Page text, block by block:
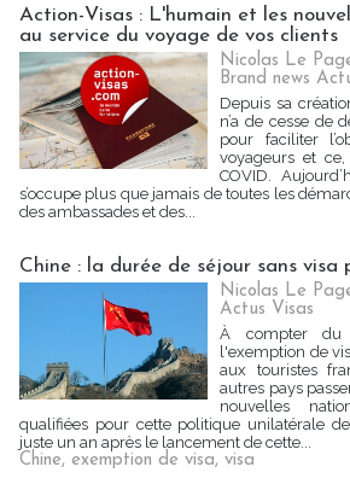
Action-Visas : L'humain et les
au service du voyage de vos clients
Nicolas Le
Brand news
Depuis sa
n’a de cesse de
pour faciliter
voyageurs et
COVID.
s’occupe plus que jamais de toutes les
des ambassades et des...
Chine : la durée de séjour sans visa
Nicolas Le
Actus Visas
À compter du
l'exemption de
aux touristes
autres pays
nouvelles
qualifiées pour cette politique unilatérale
juste un an après le lancement de cette...
Chine, exemption de visa, visa